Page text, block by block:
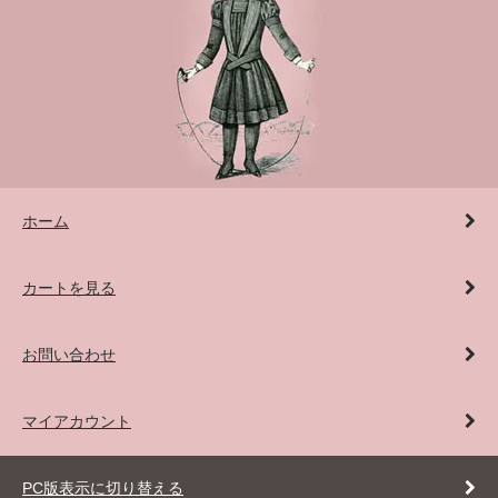
ホーム
カートを見る
お問い合わせ
マイアカウント
PC版表示に切り替える